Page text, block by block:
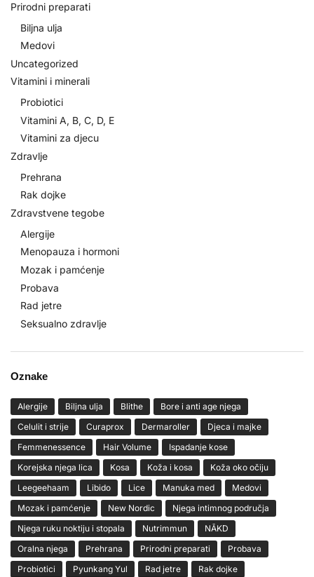
Prirodni preparati
Biljna ulja
Medovi
Uncategorized
Vitamini i minerali
Probiotici
Vitamini A, B, C, D, E
Vitamini za djecu
Zdravlje
Prehrana
Rak dojke
Zdravstvene tegobe
Alergije
Menopauza i hormoni
Mozak i pamćenje
Probava
Rad jetre
Seksualno zdravlje
Oznake
Alergije Biljna ulja Blithe
Bore i anti age njega
Celulit i strije
Curaprox Dermaroller
Djeca i majke
Femmenessence
Hair Volume
Ispadanje kose
Korejska njega lica
Kosa Koža i kosa
Koža oko očiju
Leegeehaam
Libido Lice Manuka med
Medovi
Mozak i pamćenje
New Nordic
Njega intimnog područja
Njega ruku noktiju i stopala
Nutrimmun
NĀKD
Oralna njega
Prehrana Prirodni preparati
Probava
Probiotici
Pyunkang Yul Rad jetre
Rak dojke